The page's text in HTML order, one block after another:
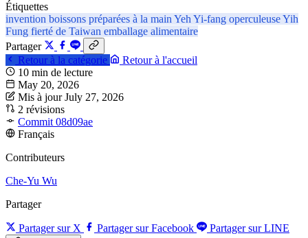
Étiquettes
invention boissons préparées à la main Yeh Yi-fang operculeuse Yih
Fung fierté de Taiwan emballage alimentaire
Partager
Retour à la catégorie
Retour à l'accueil
10 min de lecture
May 20, 2026
Mis à jour July 27, 2026
2 révisions
Commit 08d09ae
Français
Contributeurs
Che-Yu Wu
Partager
Partager sur X Partager sur Facebook Partager sur LINE